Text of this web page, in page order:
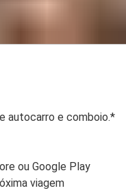
autocarro e comboio.*
ou Google Play
viagem